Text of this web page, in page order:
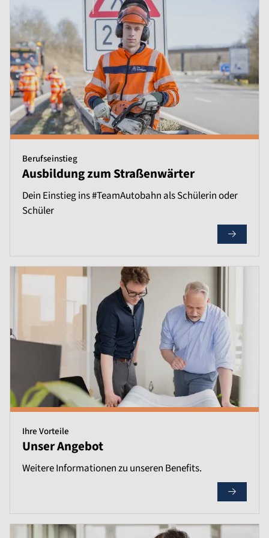
Berufseinstieg
Ausbildung zum Straßenwärter
Dein Einstieg ins #TeamAutobahn als Schülerin oder
Schüler
Ihre Vorteile
Unser Angebot
Weitere Informationen zu unseren Benefits.